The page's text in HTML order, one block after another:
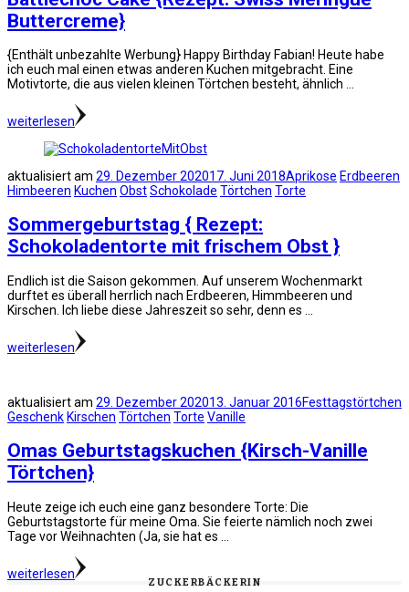
Buttercreme}
{Enthält unbezahlte Werbung} Happy Birthday Fabian! Heute habe
ich euch mal einen etwas anderen Kuchen mitgebracht. Eine
Motivtorte, die aus vielen kleinen Törtchen besteht, ähnlich …
weiterlesen
aktualisiert am 29. Dezember 202017. Juni 2018Aprikose Erdbeeren
Himbeeren Kuchen ObstSchokolade Törtchen Torte
Sommergeburtstag { Rezept:
Schokoladentorte mit frischem Obst }
Endlich ist die Saison gekommen. Auf unserem Wochenmarkt
durftet es überall herrlich nach Erdbeeren, Himmbeeren und
Kirschen. Ich liebe diese Jahreszeit so sehr, denn es …
weiterlesen
aktualisiert am 29. Dezember 202013. Januar 2016Festtagstörtchen
Geschenk Kirschen Törtchen Torte Vanille
Omas Geburtstagskuchen {Kirsch-Vanille
Törtchen}
Heute zeige ich euch eine ganz besondere Torte: Die
Geburtstagstorte für meine Oma. Sie feierte nämlich noch zwei
Tage vor Weihnachten (Ja, sie hat es …
weiterlesen
ZUCKERBÄCKERIN